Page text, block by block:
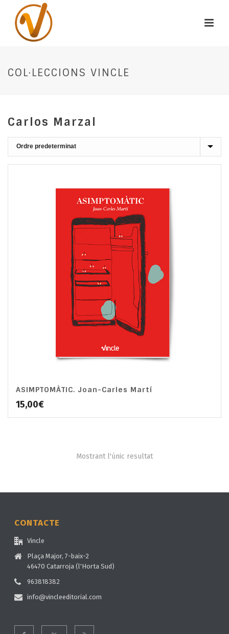
COL·LECCIONS VINCLE
Carlos Marzal
ASIMPTOMÀTIC. Joan-Carles Martí
15,00€
Mostrant l'únic resultat
CONTACTE
Vincle
Plaça Major, 7-baix-2
46470 Catarroja (l'Horta Sud)
963818382
info@vincleeditorial.com